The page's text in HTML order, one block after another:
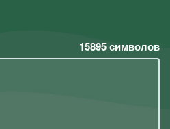
15895символов